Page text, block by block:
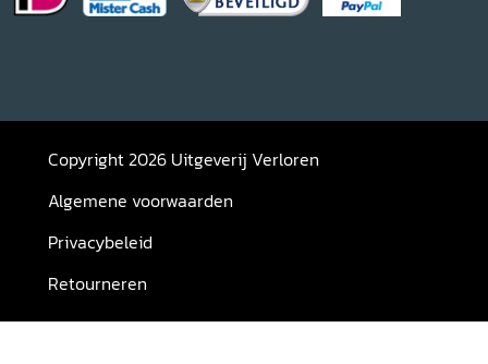
Copyright 2026 Uitgeverij Verloren
Algemene voorwaarden
Privacybeleid
Retourneren